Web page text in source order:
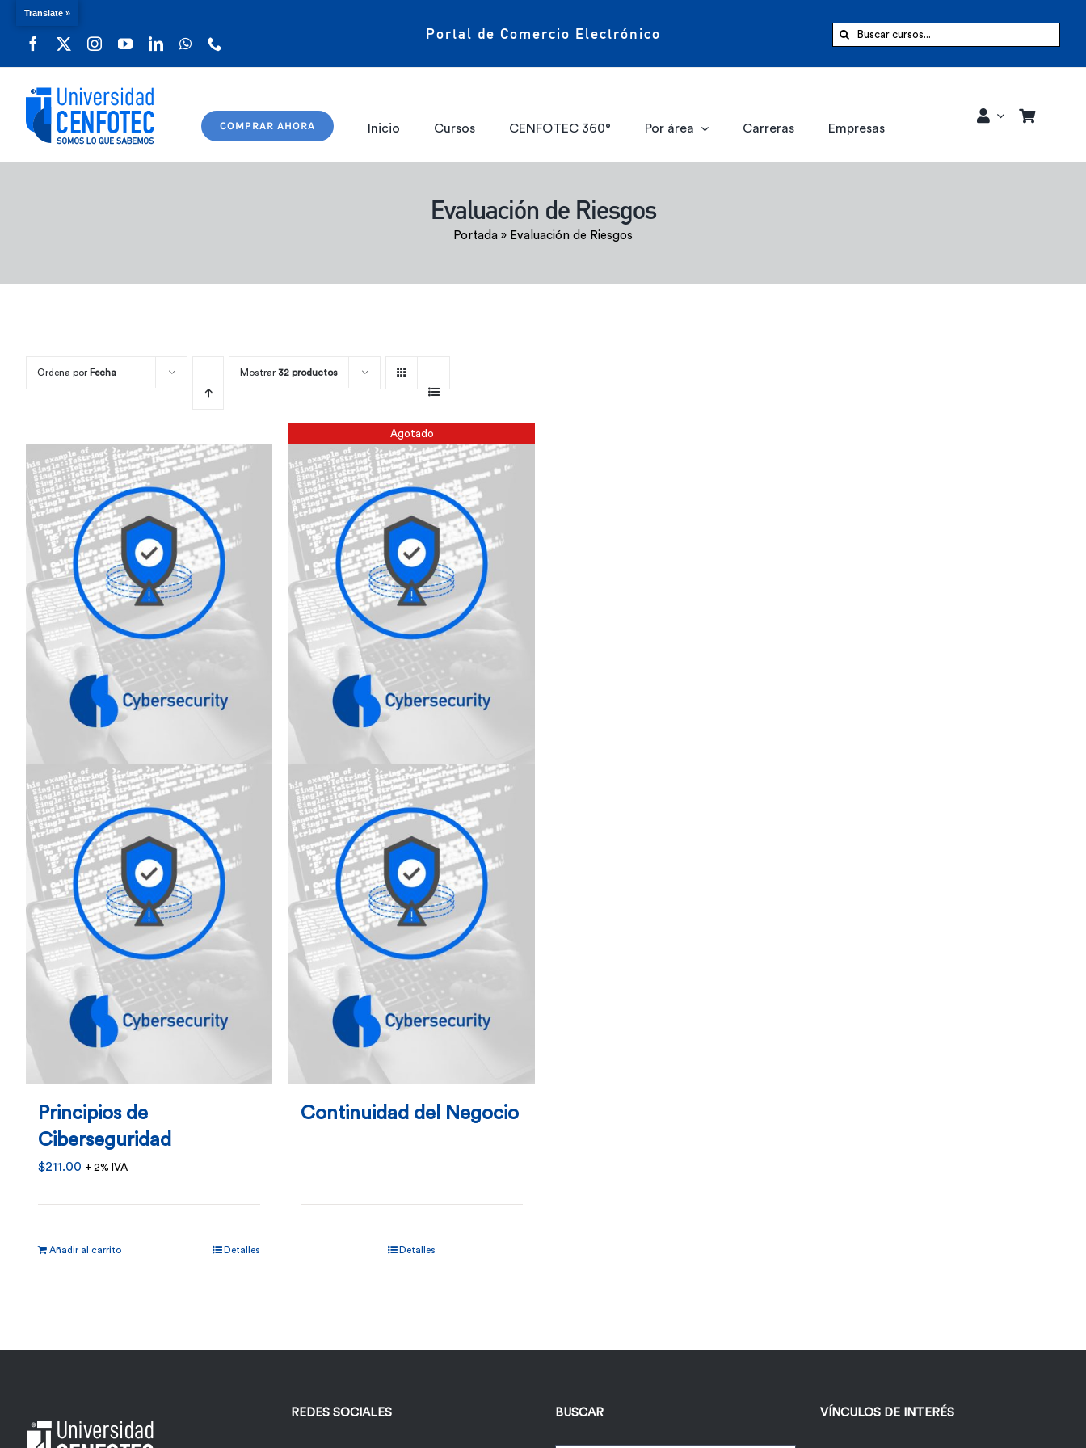
Portal de Comercio Electrónico Buscar:
COMPRAR AHORA Inicio Cursos CENFOTEC 360° Por área Carreras Empresas
Evaluación de Riesgos
Portada » Evaluación de Riesgos
Ordena por Fecha Mostrar 32 productos
Principios de
Ciberseguridad
$211.00 + 2% IVA
Añadir al carrito Detalles
Agotado
Continuidad del Negocio
Detalles
REDES SOCIALES BUSCAR VÍNCULOS DE INTERÉS
Translate »